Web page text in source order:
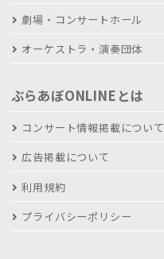
劇場・コンサートホール
オーケストラ・演奏団体
ぶらあぼONLINEとは
コンサート情報掲載について
広告掲載について
利用規約
プライバシーポリシー